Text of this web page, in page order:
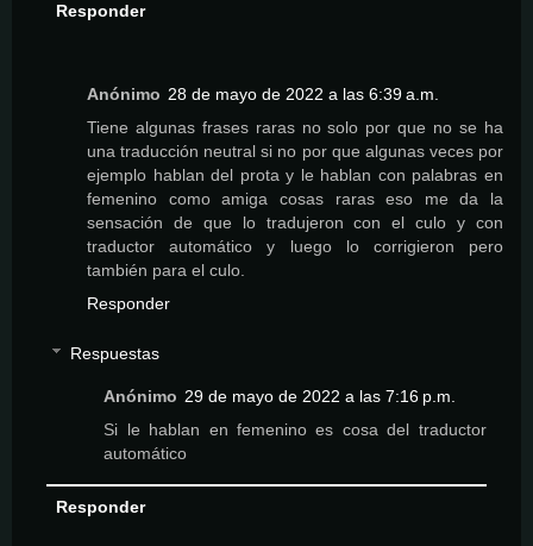
Responder
Anónimo 28 de mayo de 2022 a las 6:39 a.m.
Tiene algunas frases raras no solo por que no se ha
una traducción neutral si no por que algunas veces por
ejemplo hablan del prota y le hablan con palabras en
femenino como amiga cosas raras eso me da la
sensación de que lo tradujeron con el culo y con
traductor automático y luego lo corrigieron pero
también para el culo.
Responder
Respuestas
Anónimo 29 de mayo de 2022 a las 7:16 p.m.
Si le hablan en femenino es cosa del traductor
automático
Responder